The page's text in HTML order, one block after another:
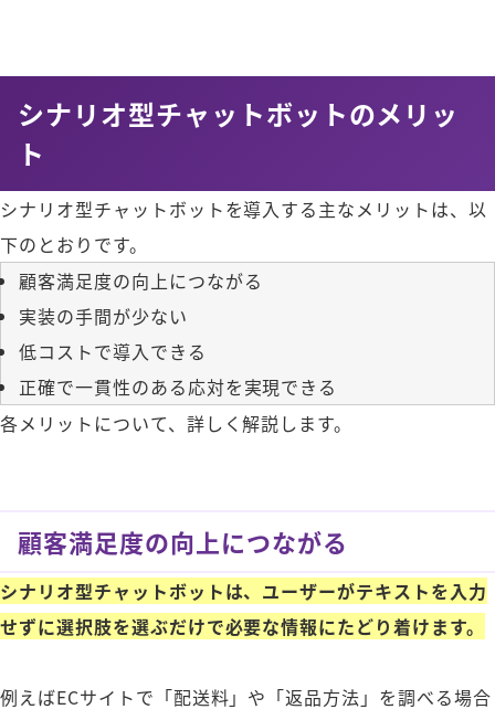
シナリオ型チャットボットのメリッ
ト
シナリオ型チャットボットを導入する主なメリットは、以
下のとおりです。
顧客満足度の向上につながる
実装の手間が少ない
低コストで導入できる
正確で一貫性のある応対を実現できる
各メリットについて、詳しく解説します。
顧客満足度の向上につながる
シナリオ型チャットボットは、ユーザーがテキストを入力
せずに選択肢を選ぶだけで必要な情報にたどり着けます。
例えばECサイトで「配送料」や「返品方法」を調べる場合